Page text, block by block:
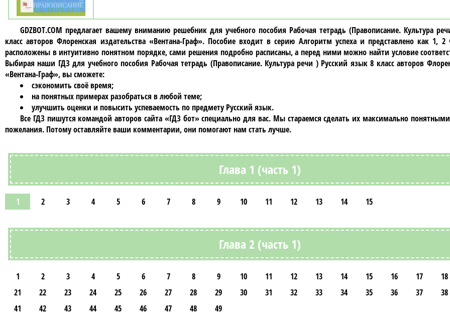
GDZBOT.COM предлагает вашему вниманию решебник для учебного пособия Рабочая тетрадь (Правописание. Культура
класc авторов Флоренская издательства «Вентана-Граф». Пособие входит в серию Алгоритм успеха и представлено как 1, 2
расположены в интуитивно понятном порядке, сами решения подробно расписаны, а перед ними можно найти условие
Выбирая наши ГДЗ для учебного пособия Рабочая тетрадь (Правописание. Культура речи ) Русский язык 8 класc авторов
«Вентана-Граф», вы сможете:
сэкономить своё время;
на понятных примерах разобраться в любой теме;
улучшить оценки и повысить успеваемость по предмету Русский язык.
Все ГДЗ пишутся командой авторов сайта «ГДЗ бот» специально для вас. Мы стараемся сделать их максимально
пожелания. Потому оставляйте ваши комментарии, они помогают нам стать лучше.
Глава 1 (часть 1)
1 2 3 4 5 6 7 8 9 10 11 12 13 14 15
Глава 2 (часть 1)
1 2 3 4 5 6 7 8 9 10 11 12 13 14 15 16 17 18
21
22 23 24 25 26 27 28 29 30 31 32 33 34 35 36 37 38
41
42 43 44 45 46 47 48 49